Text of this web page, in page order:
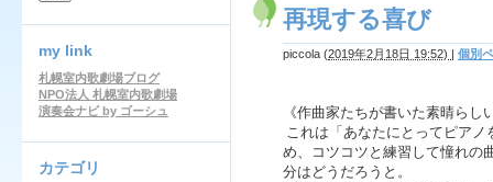
再現する喜び
piccola (2019年2月18日 19:52) | 個別
《作曲家たちが書いた素晴ら
これは「あなたにとってピア
め、コツコツと練習して憧れの
分はどうだろうと。
my link
札幌室内歌劇場ブログ
NPO法人 札幌室内歌劇場
演奏会ナビ by ゴーシュ
カテゴリ